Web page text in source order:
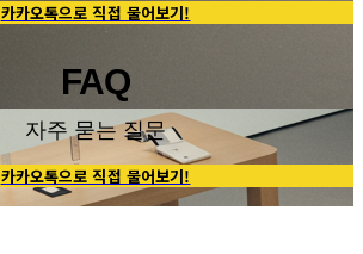
카카오톡으로 직접 물어보기!
FAQ
자주 묻는 질문
카카오톡으로 직접 물어보기!